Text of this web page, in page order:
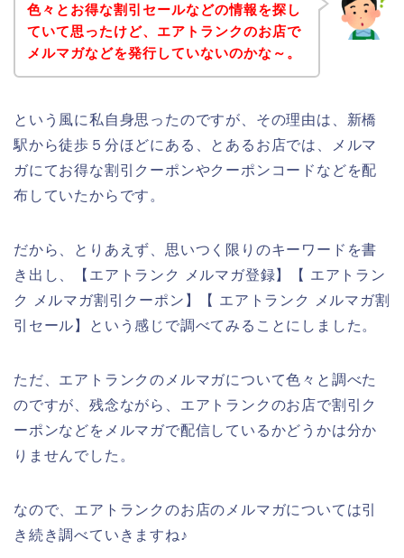
色々とお得な割引セールなどの情報を探し
ていて思ったけど、エアトランクのお店で
メルマガなどを発行していないのかな～。
という風に私自身思ったのですが、その理由は、新橋
駅から徒歩５分ほどにある、とあるお店では、メルマ
ガにてお得な割引クーポンやクーポンコードなどを配
布していたからです。
だから、とりあえず、思いつく限りのキーワードを書
き出し、【エアトランク メルマガ登録】【 エアトラン
ク メルマガ割引クーポン】【 エアトランク メルマガ割
引セール】という感じで調べてみることにしました。
ただ、エアトランクのメルマガについて色々と調べた
のですが、残念ながら、エアトランクのお店で割引ク
ーポンなどをメルマガで配信しているかどうかは分か
りませんでした。
なので、エアトランクのお店のメルマガについては引
き続き調べていきますね♪